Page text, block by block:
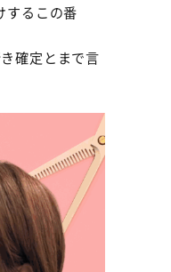
するこの番
確定とまで言